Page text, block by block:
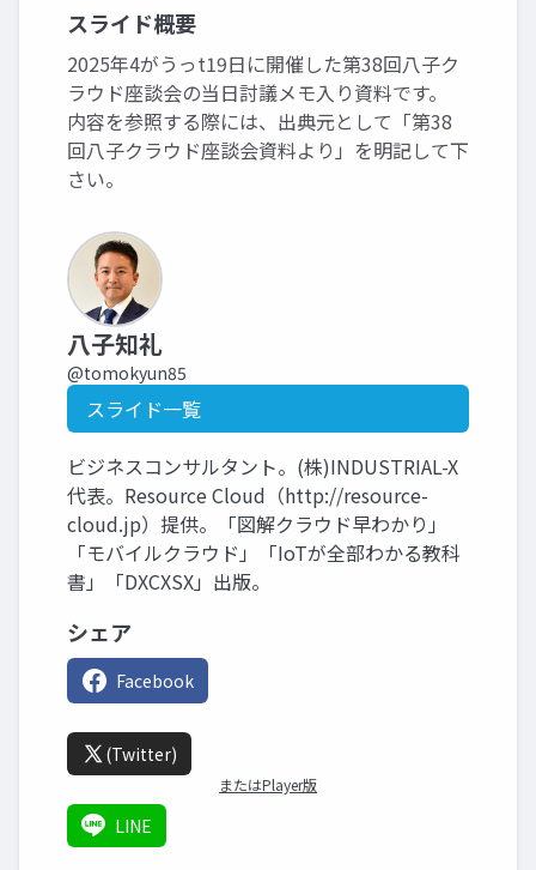
スライド概要
2025年4がうっt19日に開催した第38回八子ク
ラウド座談会の当日討議メモ入り資料です。
内容を参照する際には、出典元として「第38
回八子クラウド座談会資料より」を明記して下
さい。
八子知礼
@tomokyun85
スライド一覧
ビジネスコンサルタント。(株)INDUSTRIAL-X
代表。Resource Cloud（http://resource-
cloud.jp）提供。「図解クラウド早わかり」
「モバイルクラウド」「IoTが全部わかる教科
書」「DXCXSX」出版。
シェア
Facebook
(Twitter)
またはPlayer版
LINE